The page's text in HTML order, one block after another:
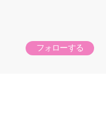
フォローする